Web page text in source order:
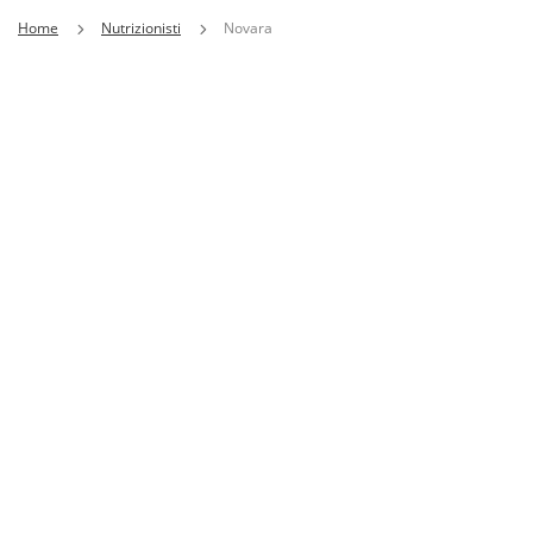
Home Nutrizionisti Novara